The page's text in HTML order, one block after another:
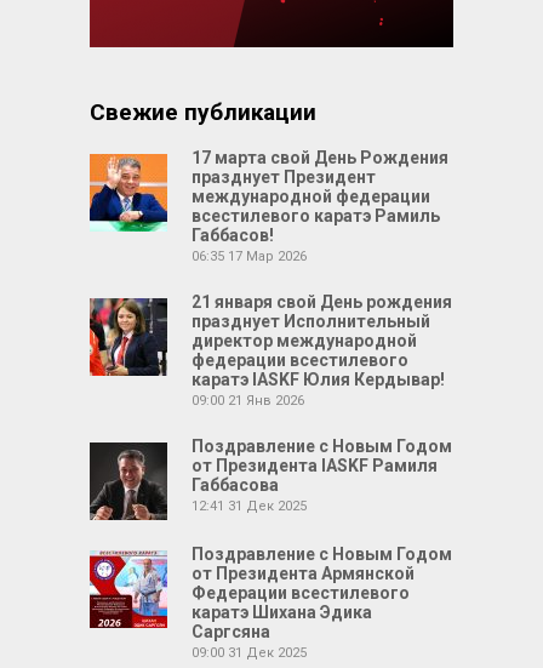
Свежие публикации
17 марта свой День Рождения
празднует Президент
международной федерации
всестилевого каратэ Рамиль
Габбасов!
06:35 17 Мар 2026
21 января свой День рождения
празднует Исполнительный
директор международной
федерации всестилевого
каратэ IASKF Юлия Кердывар!
09:00 21 Янв 2026
Поздравление с Новым Годом
от Президента IASKF Рамиля
Габбасова
12:41 31 Дек 2025
Поздравление с Новым Годом
от Президента Армянской
Федерации всестилевого
каратэ Шихана Эдика
Саргсяна
09:00 31 Дек 2025